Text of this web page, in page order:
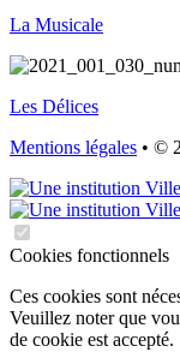
La Musicale
Les Délices
Mentions légales • ©
Cookies fonctionnels
Ces cookies sont
Veuillez noter que
de cookie est accepté.